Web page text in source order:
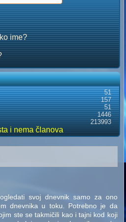
ime?
51
157
51
1446
213993
i nema članova
svoj dnevnik samo za ono
dnevnika u toku. Potrebno je da
ste se takmičili kao i tajni kod koji